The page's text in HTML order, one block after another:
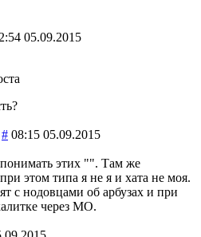
05.09.2015
# 08:15 05.09.2015
этих "". Там же
этом типа я не я и хата не моя.
с нодовцами об арбузах и при
через МО.